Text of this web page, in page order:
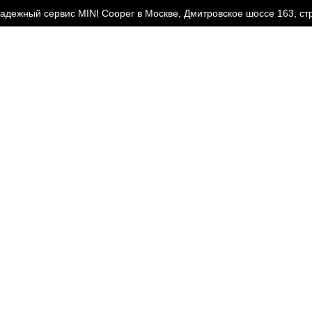
сервис MINI Cooper в Москве, Дмитровское шоссе 163,